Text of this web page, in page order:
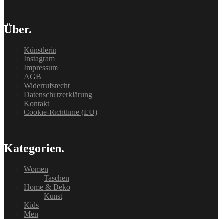
Über.
Künstlerin
Instagram
Impressum
AGB
Widerrufsrecht
Datenschutzerklärung
Kontakt
Cookie-Richtlinie (EU)
Kategorien.
Women
Taschen
Home & Deko
Kunst
Kids
Men